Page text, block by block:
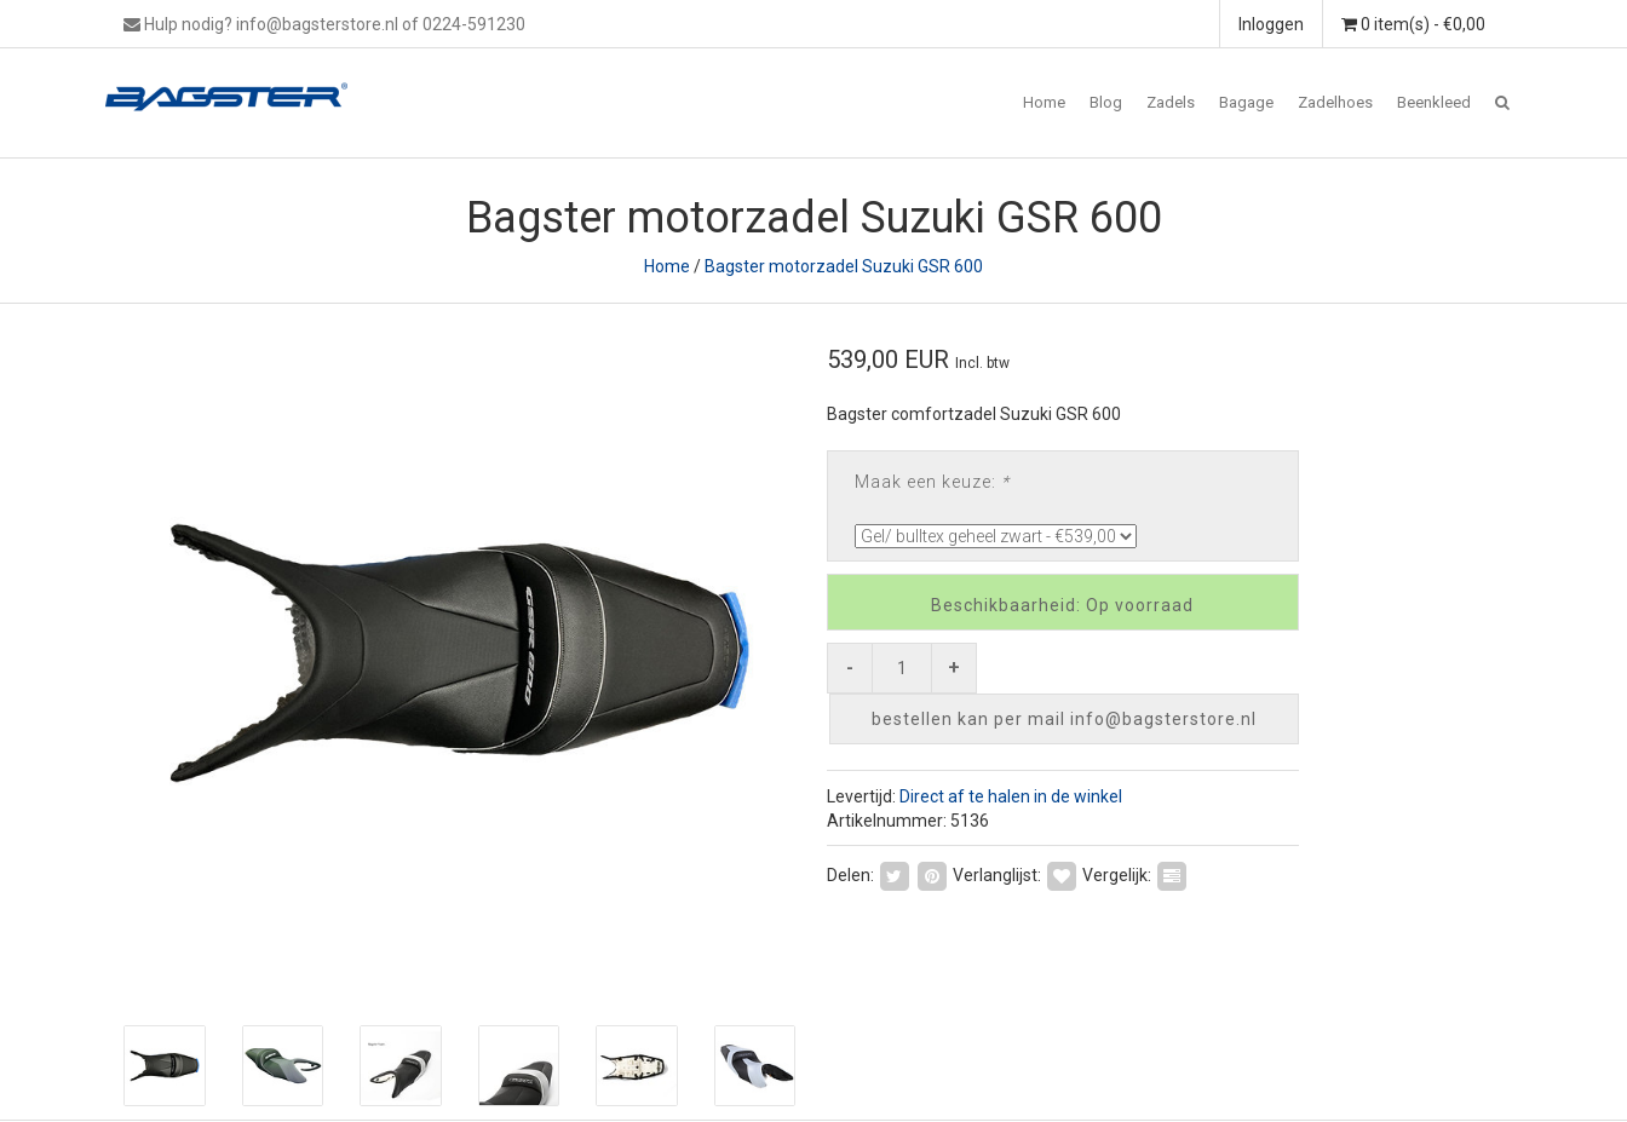
Hulp nodig? info@bagsterstore.nl of 0224-591230 0 item(s) - €0,00
Inloggen
Home Blog Zadels Bagage Zadelhoes Beenkleed
Bagster motorzadel Suzuki GSR 600
Home /Bagster motorzadel Suzuki GSR 600
539,00 EUR Incl. btw
Bagster comfortzadel Suzuki GSR 600
Maak een keuze: *
Beschikbaarheid: Op voorraad
- +
bestellen kan per mail info@bagsterstore.nl
Levertijd: Direct af te halen in de winkel
Artikelnummer: 5136
Delen: Verlanglijst: Vergelijk: